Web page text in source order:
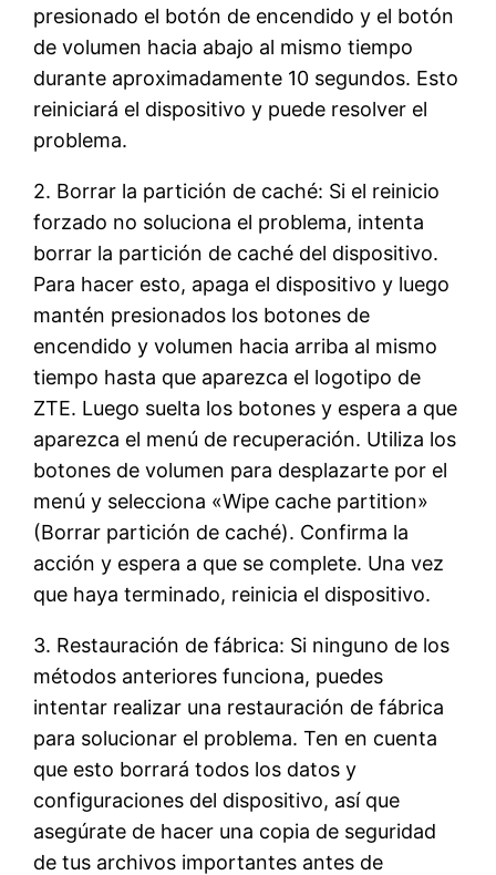
presionado el botón de encendido y el botón
de volumen hacia abajo al mismo tiempo
durante aproximadamente 10 segundos. Esto
reiniciará el dispositivo y puede resolver el
problema.
2. Borrar la partición de caché: Si el reinicio
forzado no soluciona el problema, intenta
borrar la partición de caché del dispositivo.
Para hacer esto, apaga el dispositivo y luego
mantén presionados los botones de
encendido y volumen hacia arriba al mismo
tiempo hasta que aparezca el logotipo de
ZTE. Luego suelta los botones y espera a que
aparezca el menú de recuperación. Utiliza los
botones de volumen para desplazarte por el
menú y selecciona «Wipe cache partition»
(Borrar partición de caché). Confirma la
acción y espera a que se complete. Una vez
que haya terminado, reinicia el dispositivo.
3. Restauración de fábrica: Si ninguno de los
métodos anteriores funciona, puedes
intentar realizar una restauración de fábrica
para solucionar el problema. Ten en cuenta
que esto borrará todos los datos y
configuraciones del dispositivo, así que
asegúrate de hacer una copia de seguridad
de tus archivos importantes antes de